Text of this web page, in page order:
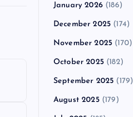
January 2026(186)
December 2025 (174)
November 2025 (170)
October 2025(182)
September 2025 (179)
August 2025(179)